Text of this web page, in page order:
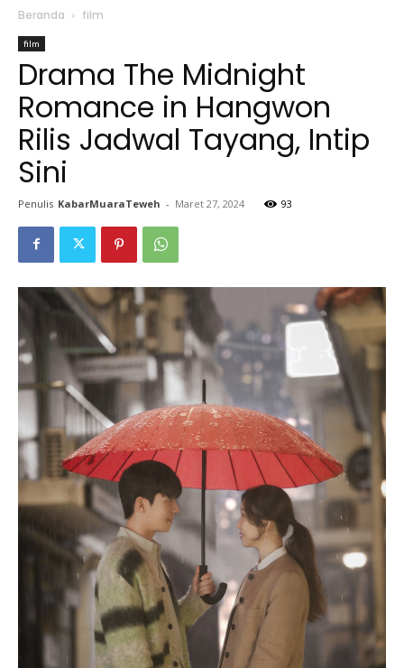
Beranda film
film
Drama The Midnight
Romance in Hangwon
Rilis Jadwal Tayang, Intip
Sini
Penulis KabarMuaraTeweh - Maret 27, 2024 93